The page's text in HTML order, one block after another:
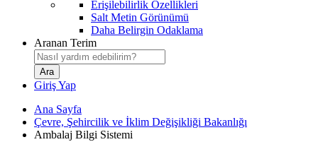
Erişilebilirlik Özellikleri
Salt Metin Görünümü
Daha Belirgin Odaklama
Aranan Terim
Giriş Yap
Ana Sayfa
Çevre, Şehircilik ve İklim Değişikliği Bakanlığı
Ambalaj Bilgi Sistemi